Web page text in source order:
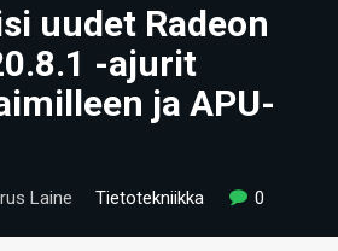
uudet Radeon
-ajurit
ja APU-
Laine Tietotekniikka 0